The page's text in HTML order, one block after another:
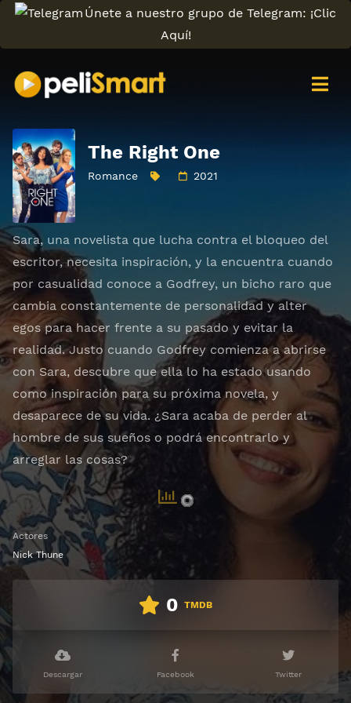
Únete a nuestro grupo de Telegram: ¡Clic
Aquí!
The Right One
Romance 2021
Sara, una novelista que lucha contra el bloqueo del
escritor, necesita inspiración, y la encuentra cuando
por casualidad conoce a Godfrey, un bicho raro que
cambia constantemente de personalidad y alter
egos para hacer frente a su pasado y evitar la
realidad. Justo cuando Godfrey comienza a abrirse
con Sara, descubre que ella lo ha estado usando
como inspiración para su próxima novela, y
desaparece de su vida. ¿Sara acaba de perder al
hombre de sus sueños o podrá encontrarlo y
arreglar las cosas?
Actores
Nick Thune
0 TMDB
Descargar Facebook Twitter